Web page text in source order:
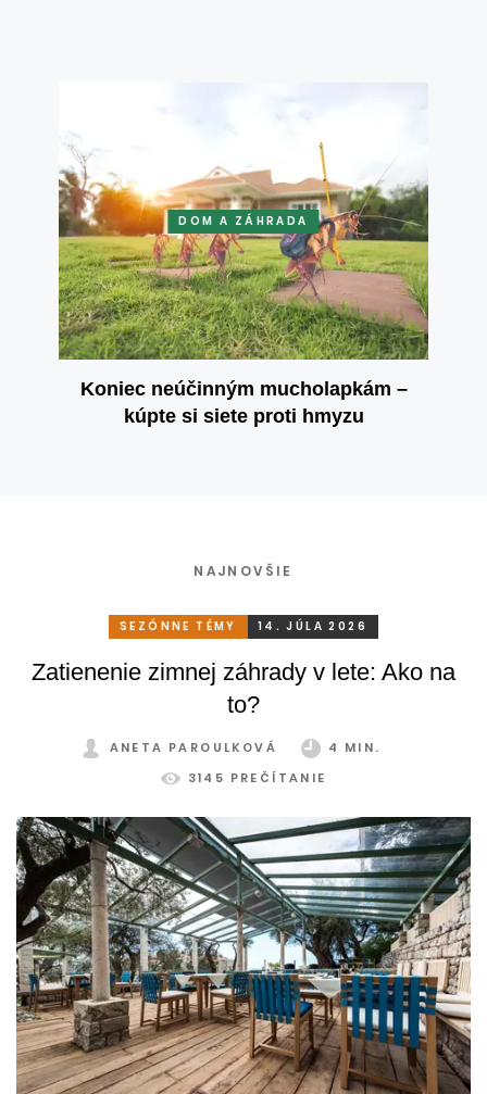
DOM A ZÁHRADA
Koniec neúčinným mucholapkám –
kúpte si siete proti hmyzu
NAJNOVŠIE
SEZÓNNE TÉMY 14. JÚLA 2026
Zatienenie zimnej záhrady v lete: Ako na
to?
ANETA PAROULKOVÁ
4 MIN.
3145 PREČÍTANIE